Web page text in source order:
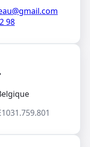
98